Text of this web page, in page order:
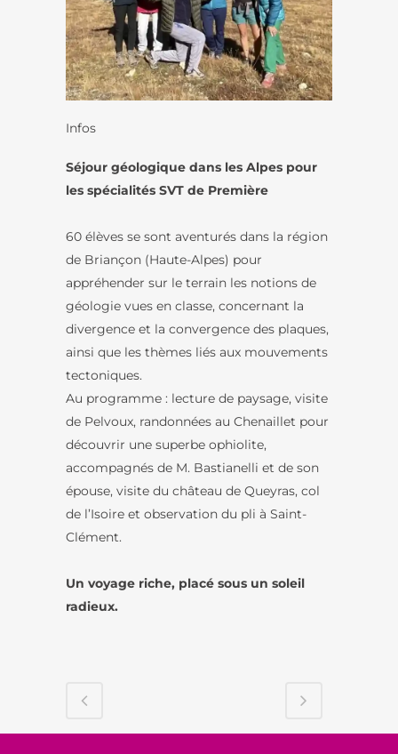
Infos
Séjour géologique dans les Alpes pour
les spécialités SVT de Première
60 élèves se sont aventurés dans la région
de Briançon (Haute-Alpes) pour
appréhender sur le terrain les notions de
géologie vues en classe, concernant la
divergence et la convergence des plaques,
ainsi que les thèmes liés aux mouvements
tectoniques.
Au programme : lecture de paysage, visite
de Pelvoux, randonnées au Chenaillet pour
découvrir une superbe ophiolite,
accompagnés de M. Bastianelli et de son
épouse, visite du château de Queyras, col
de l’Isoire et observation du pli à Saint-
Clément.
Un voyage riche, placé sous un soleil
radieux.